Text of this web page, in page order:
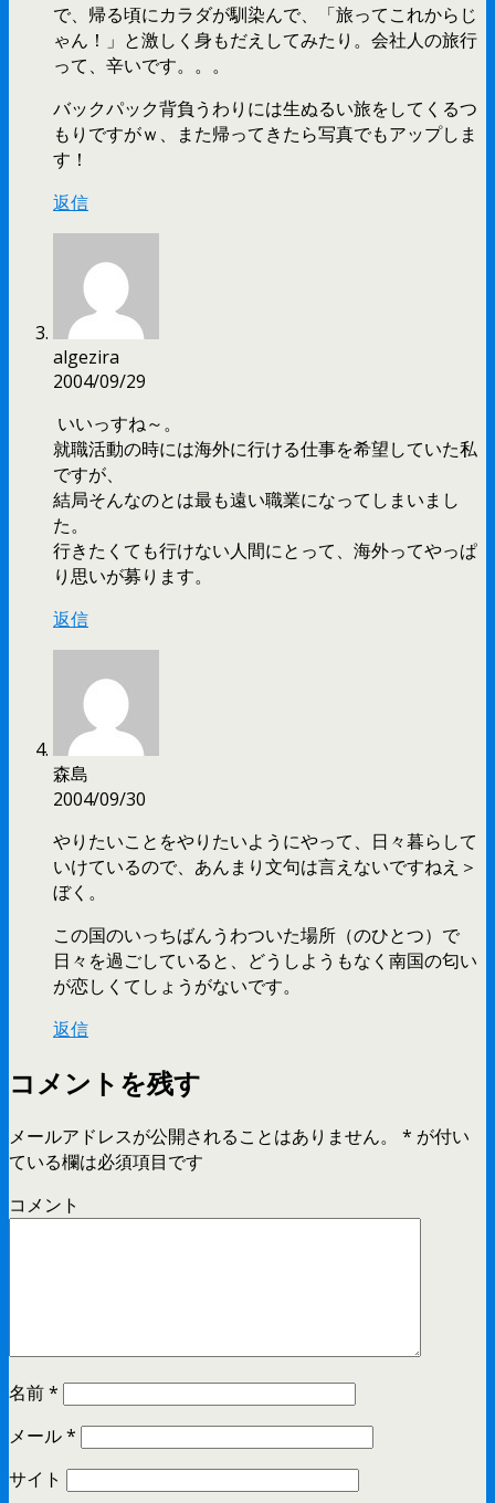
で、帰る頃にカラダが馴染んで、「旅ってこれからじ
ゃん！」と激しく身もだえしてみたり。会社人の旅行
って、辛いです。。。
バックパック背負うわりには生ぬるい旅をしてくるつ
もりですがｗ、また帰ってきたら写真でもアップしま
す！
返信
algezira
2004/09/29
いいっすね～。
就職活動の時には海外に行ける仕事を希望していた私
ですが、
結局そんなのとは最も遠い職業になってしまいまし
た。
行きたくても行けない人間にとって、海外ってやっぱ
り思いが募ります。
返信
森島
2004/09/30
やりたいことをやりたいようにやって、日々暮らして
いけているので、あんまり文句は言えないですねえ＞
ぼく。
この国のいっちばんうわついた場所（のひとつ）で
日々を過ごしていると、どうしようもなく南国の匂い
が恋しくてしょうがないです。
返信
コメントを残す
メールアドレスが公開されることはありません。 * が付い
ている欄は必須項目です
コメント
名前*
メール*
サイト